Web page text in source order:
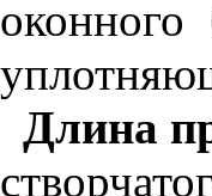
Длина